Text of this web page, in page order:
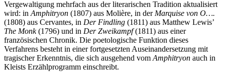
Vergewaltigung mehrfach aus der literarischen Tradition aktualisiert
wird: in Amphitryon (1807) aus Molière, in der Marquise von O….
(1808) aus Cervantes, in Der Findling (1811) aus Matthew Lewis’
The Monk(1796) und in Der Zweikampf(1811) aus einer
französischen Chronik. Die poetologische Funktion dieses
Verfahrens besteht in einer fortgesetzten Auseinandersetzung mit
tragischer Erkenntnis, die sich ausgehend vom Amphitryon auch in
Kleists Erzählprogramm einschreibt.